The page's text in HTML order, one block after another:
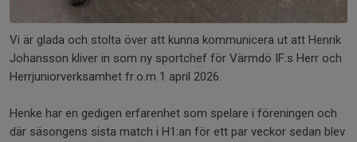
Vi är glada och stolta över att kunna kommunicera ut att Henrik
Johansson kliver in som ny sportchef för Värmdö IF:s Herr och
Herrjuniorverksamhet fr.o.m 1 april 2026.
Henke har en gedigen erfarenhet som spelare i föreningen och
där säsongens sista match i H1:an för ett par veckor sedan blev